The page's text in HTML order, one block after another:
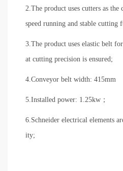
2.The product uses cutters as
speed running and stable cutting
3.The product uses elastic belt
at cutting precision is ensured;
4.Conveyor belt width: 415mm
5.Installed power: 1.25kw；
6.Schneider electrical elements
ity;